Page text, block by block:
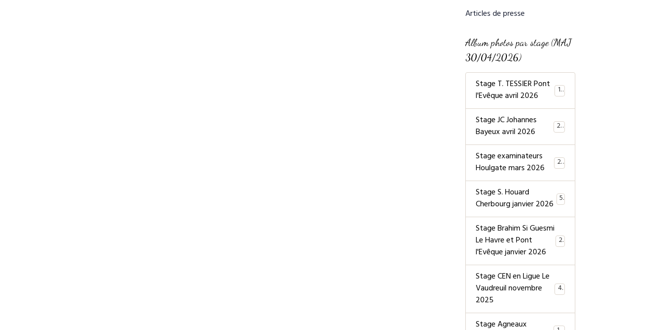
Articles de presse
Album photos par stage (MAJ
30/04/2026)
Stage T. TESSIER Pont
l'Evêque avril 2026
19
Stage JC Johannes
Bayeux avril 2026
20
Stage examinateurs
Houlgate mars 2026
20
Stage S. Houard
Cherbourg janvier 2026
5
Stage Brahim Si Guesmi
Le Havre et Pont
l'Evêque janvier 2026
28
Stage CEN en Ligue Le
Vaudreuil novembre
2025
40
Stage Agneaux